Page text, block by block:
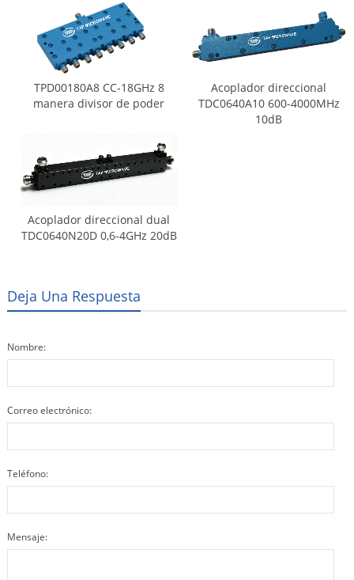
TPD00180A8 CC-18GHz 8
manera divisor de poder
Acoplador direccional
TDC0640A10 600-4000MHz
10dB
Acoplador direccional dual
TDC0640N20D 0,6-4GHz 20dB
Deja Una Respuesta
Nombre:
Correo electrónico:
Teléfono:
Mensaje: